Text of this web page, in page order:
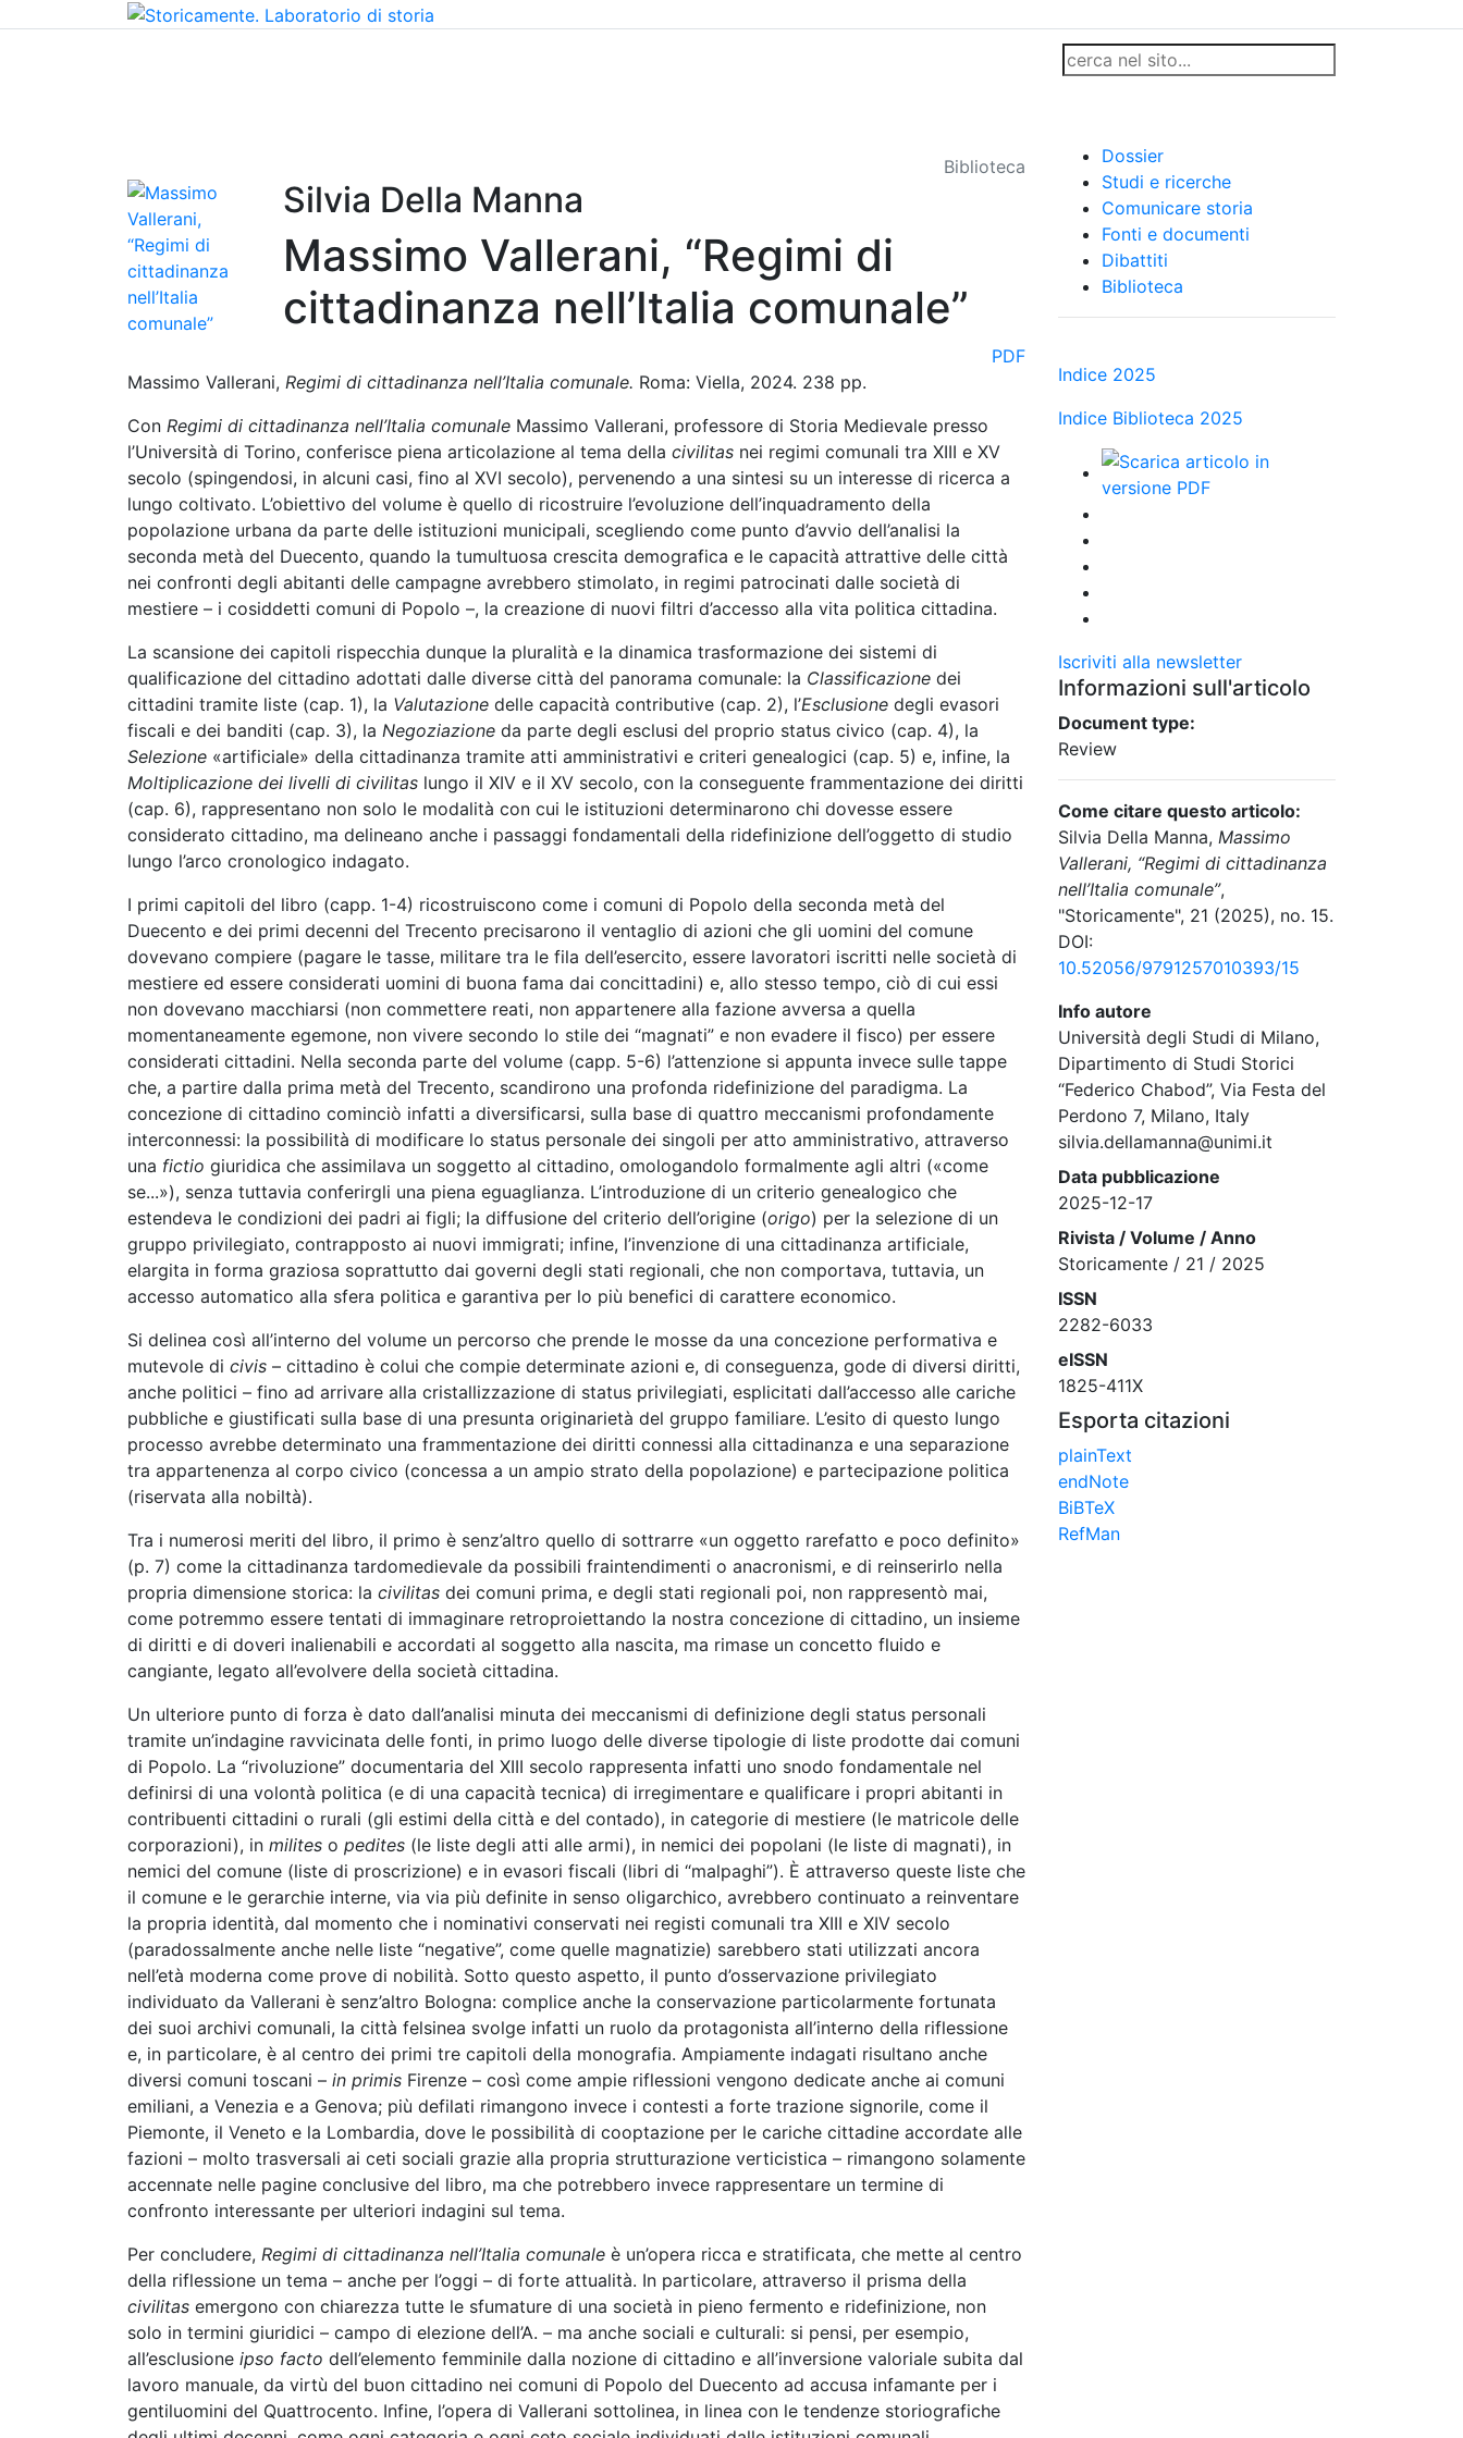
Biblioteca
Silvia Della Manna
Massimo Vallerani, “Regimi di
cittadinanza nell’Italia comunale”
PDF
Massimo Vallerani, Regimi di cittadinanza nell’Italia comunale. Roma: Viella, 2024. 238 pp.
Con Regimi di cittadinanza nell’Italia comunale Massimo Vallerani, professore di Storia Medievale presso
l’Università di Torino, conferisce piena articolazione al tema della civilitas nei regimi comunali tra XIII e XV
secolo (spingendosi, in alcuni casi, fino al XVI secolo), pervenendo a una sintesi su un interesse di ricerca a
lungo coltivato. L’obiettivo del volume è quello di ricostruire l’evoluzione dell’inquadramento della
popolazione urbana da parte delle istituzioni municipali, scegliendo come punto d’avvio dell’analisi la
seconda metà del Duecento, quando la tumultuosa crescita demografica e le capacità attrattive delle città
nei confronti degli abitanti delle campagne avrebbero stimolato, in regimi patrocinati dalle società di
mestiere – i cosiddetti comuni di Popolo –, la creazione di nuovi filtri d’accesso alla vita politica cittadina.
La scansione dei capitoli rispecchia dunque la pluralità e la dinamica trasformazione dei sistemi di
qualificazione del cittadino adottati dalle diverse città del panorama comunale: la Classificazione dei
cittadini tramite liste (cap. 1), la Valutazione delle capacità contributive (cap. 2), l’Esclusione degli evasori
fiscali e dei banditi (cap. 3), la Negoziazione da parte degli esclusi del proprio status civico (cap. 4), la
Selezione «artificiale» della cittadinanza tramite atti amministrativi e criteri genealogici (cap. 5) e, infine, la
Moltiplicazione dei livelli di civilitas lungo il XIV e il XV secolo, con la conseguente frammentazione dei diritti
(cap. 6), rappresentano non solo le modalità con cui le istituzioni determinarono chi dovesse essere
considerato cittadino, ma delineano anche i passaggi fondamentali della ridefinizione dell’oggetto di studio
lungo l’arco cronologico indagato.
I primi capitoli del libro (capp. 1-4) ricostruiscono come i comuni di Popolo della seconda metà del
Duecento e dei primi decenni del Trecento precisarono il ventaglio di azioni che gli uomini del comune
dovevano compiere (pagare le tasse, militare tra le fila dell’esercito, essere lavoratori iscritti nelle società di
mestiere ed essere considerati uomini di buona fama dai concittadini) e, allo stesso tempo, ciò di cui essi
non dovevano macchiarsi (non commettere reati, non appartenere alla fazione avversa a quella
momentaneamente egemone, non vivere secondo lo stile dei “magnati” e non evadere il fisco) per essere
considerati cittadini. Nella seconda parte del volume (capp. 5-6) l’attenzione si appunta invece sulle tappe
che, a partire dalla prima metà del Trecento, scandirono una profonda ridefinizione del paradigma. La
concezione di cittadino cominciò infatti a diversificarsi, sulla base di quattro meccanismi profondamente
interconnessi: la possibilità di modificare lo status personale dei singoli per atto amministrativo, attraverso
una fictio giuridica che assimilava un soggetto al cittadino, omologandolo formalmente agli altri («come
se...»), senza tuttavia conferirgli una piena eguaglianza. L’introduzione di un criterio genealogico che
estendeva le condizioni dei padri ai figli; la diffusione del criterio dell’origine (origo) per la selezione di un
gruppo privilegiato, contrapposto ai nuovi immigrati; infine, l’invenzione di una cittadinanza artificiale,
elargita in forma graziosa soprattutto dai governi degli stati regionali, che non comportava, tuttavia, un
accesso automatico alla sfera politica e garantiva per lo più benefici di carattere economico.
Si delinea così all’interno del volume un percorso che prende le mosse da una concezione performativa e
mutevole di civis – cittadino è colui che compie determinate azioni e, di conseguenza, gode di diversi diritti,
anche politici – fino ad arrivare alla cristallizzazione di status privilegiati, esplicitati dall’accesso alle cariche
pubbliche e giustificati sulla base di una presunta originarietà del gruppo familiare. L’esito di questo lungo
processo avrebbe determinato una frammentazione dei diritti connessi alla cittadinanza e una separazione
tra appartenenza al corpo civico (concessa a un ampio strato della popolazione) e partecipazione politica
(riservata alla nobiltà).
Tra i numerosi meriti del libro, il primo è senz’altro quello di sottrarre «un oggetto rarefatto e poco definito»
(p. 7) come la cittadinanza tardomedievale da possibili fraintendimenti o anacronismi, e di reinserirlo nella
propria dimensione storica: la civilitas dei comuni prima, e degli stati regionali poi, non rappresentò mai,
come potremmo essere tentati di immaginare retroproiettando la nostra concezione di cittadino, un insieme
di diritti e di doveri inalienabili e accordati al soggetto alla nascita, ma rimase un concetto fluido e
cangiante, legato all’evolvere della società cittadina.
Un ulteriore punto di forza è dato dall’analisi minuta dei meccanismi di definizione degli status personali
tramite un’indagine ravvicinata delle fonti, in primo luogo delle diverse tipologie di liste prodotte dai comuni
di Popolo. La “rivoluzione” documentaria del XIII secolo rappresenta infatti uno snodo fondamentale nel
definirsi di una volontà politica (e di una capacità tecnica) di irregimentare e qualificare i propri abitanti in
contribuenti cittadini o rurali (gli estimi della città e del contado), in categorie di mestiere (le matricole delle
corporazioni), in milites o pedites (le liste degli atti alle armi), in nemici dei popolani (le liste di magnati), in
nemici del comune (liste di proscrizione) e in evasori fiscali (libri di “malpaghi”). È attraverso queste liste che
il comune e le gerarchie interne, via via più definite in senso oligarchico, avrebbero continuato a reinventare
la propria identità, dal momento che i nominativi conservati nei registi comunali tra XIII e XIV secolo
(paradossalmente anche nelle liste “negative”, come quelle magnatizie) sarebbero stati utilizzati ancora
nell’età moderna come prove di nobilità. Sotto questo aspetto, il punto d’osservazione privilegiato
individuato da Vallerani è senz’altro Bologna: complice anche la conservazione particolarmente fortunata
dei suoi archivi comunali, la città felsinea svolge infatti un ruolo da protagonista all’interno della riflessione
e, in particolare, è al centro dei primi tre capitoli della monografia. Ampiamente indagati risultano anche
diversi comuni toscani – in primis Firenze – così come ampie riflessioni vengono dedicate anche ai comuni
emiliani, a Venezia e a Genova; più defilati rimangono invece i contesti a forte trazione signorile, come il
Piemonte, il Veneto e la Lombardia, dove le possibilità di cooptazione per le cariche cittadine accordate alle
fazioni – molto trasversali ai ceti sociali grazie alla propria strutturazione verticistica – rimangono solamente
accennate nelle pagine conclusive del libro, ma che potrebbero invece rappresentare un termine di
confronto interessante per ulteriori indagini sul tema.
Per concludere, Regimi di cittadinanza nell’Italia comunale è un’opera ricca e stratificata, che mette al centro
della riflessione un tema – anche per l’oggi – di forte attualità. In particolare, attraverso il prisma della
civilitas emergono con chiarezza tutte le sfumature di una società in pieno fermento e ridefinizione, non
solo in termini giuridici – campo di elezione dell’A. – ma anche sociali e culturali: si pensi, per esempio,
all’esclusione ipso facto dell’elemento femminile dalla nozione di cittadino e all’inversione valoriale subita dal
lavoro manuale, da virtù del buon cittadino nei comuni di Popolo del Duecento ad accusa infamante per i
gentiluomini del Quattrocento. Infine, l’opera di Vallerani sottolinea, in linea con le tendenze storiografiche
Dossier
Studi e ricerche
Comunicare storia
Fonti e documenti
Dibattiti
Biblioteca
Indice 2025
Indice Biblioteca 2025
Iscriviti alla newsletter
Informazioni sull'articolo
Document type:
Review
Come citare questo articolo:
Silvia Della Manna, Massimo
Vallerani, “Regimi di cittadinanza
nell’Italia comunale”,
"Storicamente", 21 (2025), no. 15.
DOI:
10.52056/9791257010393/15
Info autore
Università degli Studi di Milano,
Dipartimento di Studi Storici
“Federico Chabod”, Via Festa del
Perdono 7, Milano, Italy
silvia.dellamanna@unimi.it
Data pubblicazione
2025-12-17
Rivista / Volume / Anno
Storicamente / 21 / 2025
ISSN
2282-6033
eISSN
1825-411X
Esporta citazioni
plainText
endNote
BiBTeX
RefMan